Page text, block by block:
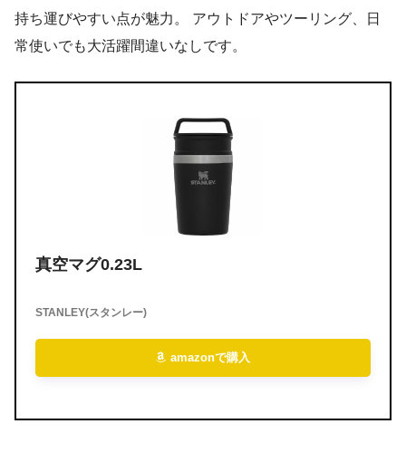
持ち運びやすい点が魅力。 アウトドアやツーリング、日
常使いでも大活躍間違いなしです。
真空マグ0.23L
STANLEY(スタンレー)
amazonで購入